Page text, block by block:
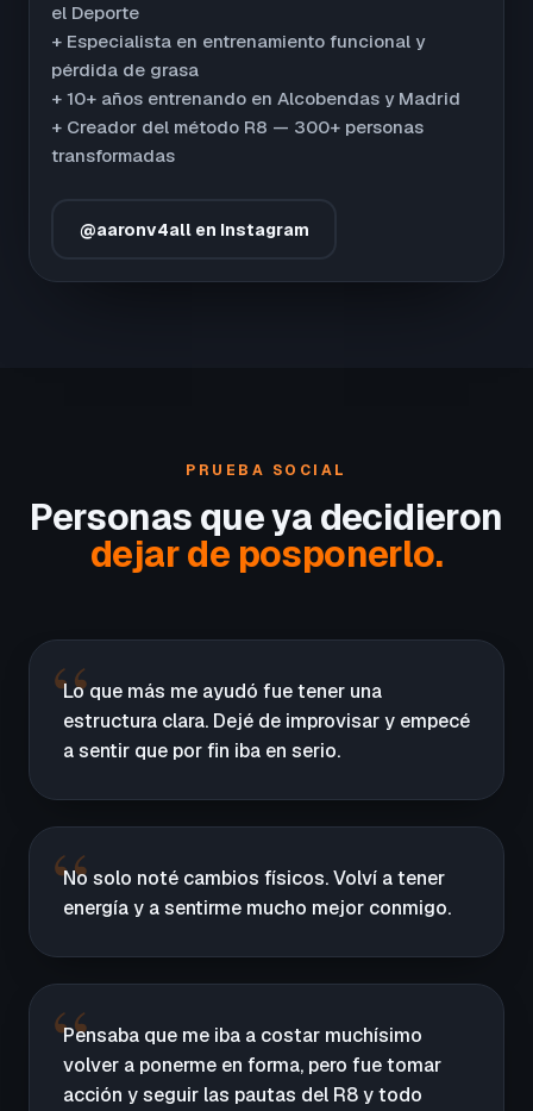
el Deporte
+ Especialista en entrenamiento funcional y
pérdida de grasa
+ 10+ años entrenando en Alcobendas y Madrid
+ Creador del método R8 — 300+ personas
transformadas
@aaronv4all en Instagram
PRUEBA SOCIAL
Personas que ya decidieron
dejar de posponerlo.
Lo que más me ayudó fue tener una
estructura clara. Dejé de improvisar y empecé
a sentir que por fin iba en serio.
No solo noté cambios físicos. Volví a tener
energía y a sentirme mucho mejor conmigo.
Pensaba que me iba a costar muchísimo
volver a ponerme en forma, pero fue tomar
acción y seguir las pautas del R8 y todo